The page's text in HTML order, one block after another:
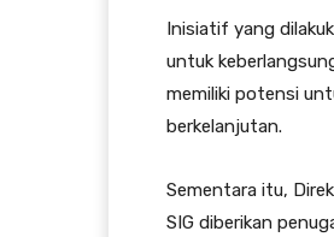
Inisiatif yang
untuk
memiliki potensi
berkelanjutan.
Sementara itu,
SIG diberikan